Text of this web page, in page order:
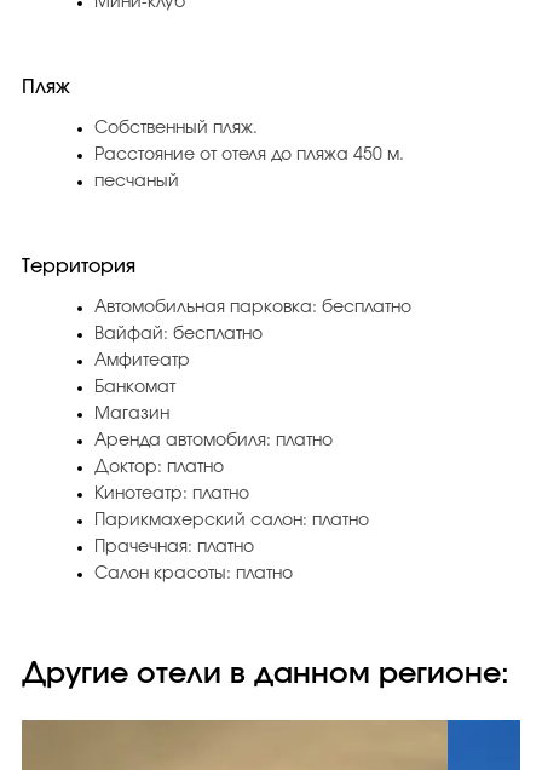
Пляж
Собственный пляж.
Расстояние от отеля до пляжа 450 м.
песчаный
Территория
Автомобильная парковка: бесплатно
Вайфай: бесплатно
Амфитеатр
Банкомат
Магазин
Аренда автомобиля: платно
Доктор: платно
Кинотеатр: платно
Парикмахерский салон: платно
Прачечная: платно
Салон красоты: платно
Другие отели в данном регионе: